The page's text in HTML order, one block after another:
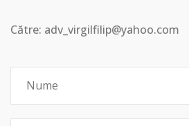
Către: adv_virgilfilip@yahoo.com